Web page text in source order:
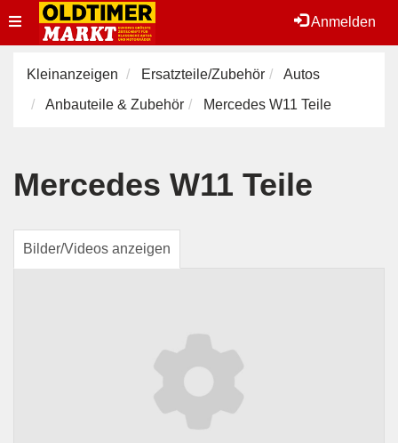
Anmelden
Toggle
navigation
Kleinanzeigen Ersatzteile/Zubehör
Autos
Anbauteile & Zubehör
Mercedes W11 Teile
Mercedes W11 Teile
Bilder/Videos anzeigen